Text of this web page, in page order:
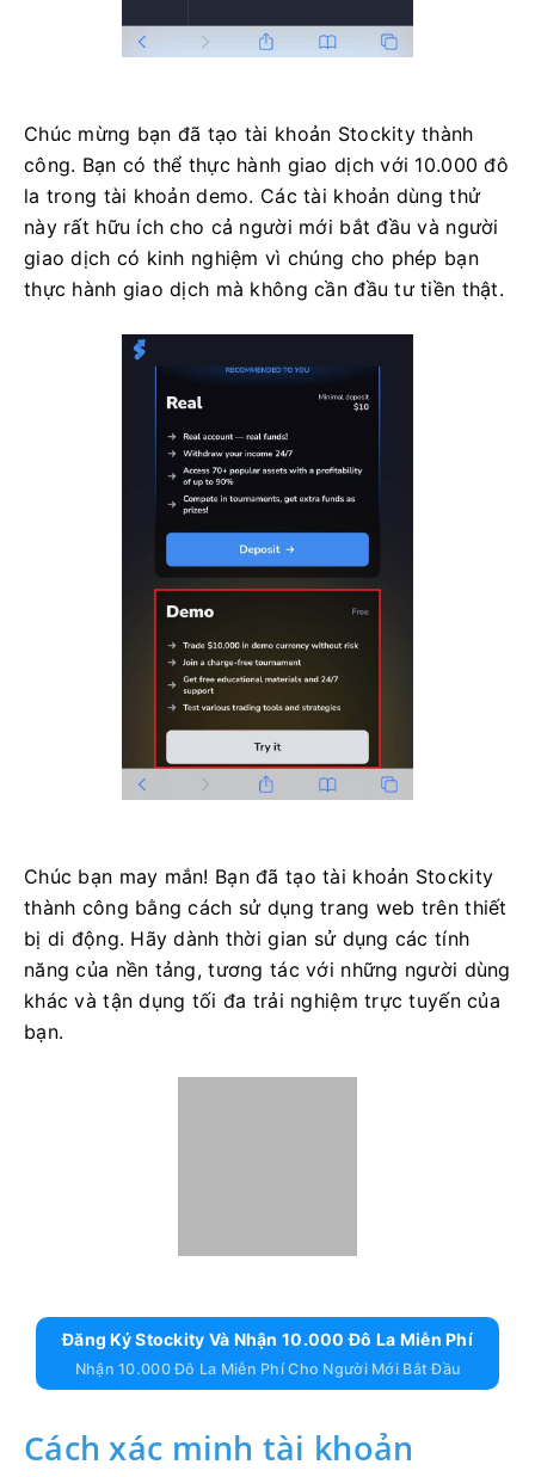
Chúc mừng bạn đã tạo tài khoản Stockity thành
công. Bạn có thể thực hành giao dịch với 10.000 đô
la trong tài khoản demo. Các tài khoản dùng thử
này rất hữu ích cho cả người mới bắt đầu và người
giao dịch có kinh nghiệm vì chúng cho phép bạn
thực hành giao dịch mà không cần đầu tư tiền thật.
năng của nền tảng, tương tác với những người dùng
bạn.